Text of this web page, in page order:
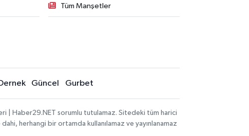
Tüm Manşetler
Güncel Gurbet
| Haber29.NET sorumlu tutulamaz. Sitedeki tüm harici
herhangi bir ortamda kullanılamaz ve yayınlanamaz